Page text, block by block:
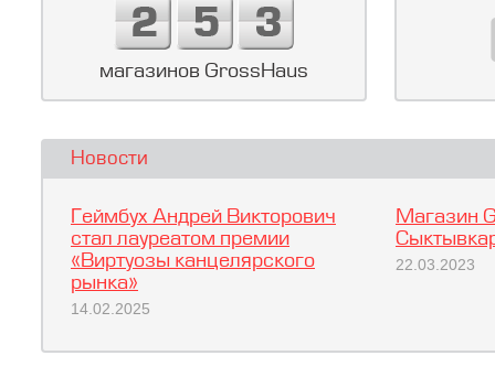
магазинов GrossHaus
Новости
Геймбух Андрей Викторович
стал лауреатом премии
«Виртуозы канцелярского
рынка»
14.02.2025
Магазин
22.03.2023